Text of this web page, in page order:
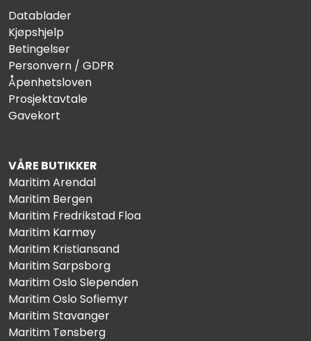
Datablader
Kjøpshjelp
Betingelser
Personvern / GDPR
Åpenhetsloven
Prosjektavtale
Gavekort
VÅRE BUTIKKER
Maritim Arendal
Maritim Bergen
Maritim Fredrikstad Floa
Maritim Karmøy
Maritim Kristiansand
Maritim Sarpsborg
Maritim Oslo Slependen
Maritim Oslo Sofiemyr
Maritim Stavanger
Maritim Tønsberg